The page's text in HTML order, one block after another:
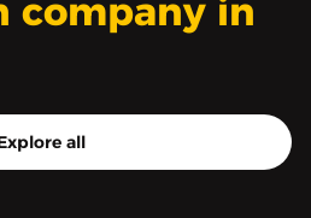
company in
all